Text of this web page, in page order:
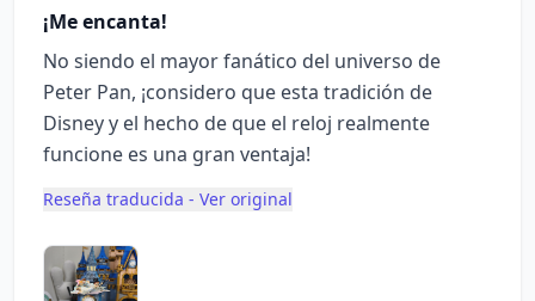
¡Me encanta!
No siendo el mayor fanático del universo de
Peter Pan, ¡considero que esta tradición de
Disney y el hecho de que el reloj realmente
funcione es una gran ventaja!
Reseña traducida - Ver original